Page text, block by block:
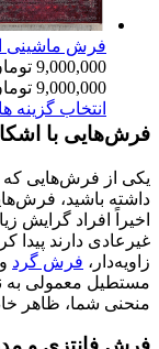
فرش ماشینی افرند 1200 شانه زمینه
9,000,000
9,000,000 تومان through 72,000,000 تومان
انتخاب گزینه ها
فرش‌هایی با
یکی از فرش‌هایی که
داشته باشید،
اخیراً افراد گرایش
غیرعادی دارند پیدا
زاویه‌دار، فرش گرد
مستطیل معمولی به
منحنی شما، ظاهر